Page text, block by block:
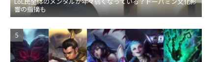
LoL民全体のメンタルが年々弱くなっている？ドーパミン文化影
響の指摘も